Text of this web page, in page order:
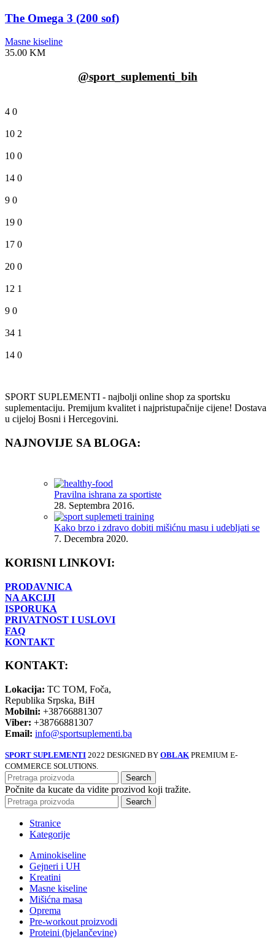
The Omega 3 (200 sof)
Masne kiseline
35.00 KM
@sport_suplementi_bih
4 0
10 2
10 0
14 0
9 0
19 0
17 0
20 0
12 1
9 0
34 1
14 0
SPORT SUPLEMENTI - najbolji online shop za sportsku
suplementaciju. Premijum kvalitet i najpristupačnije cijene! Dostava
u cijeloj Bosni i Hercegovini.
NAJNOVIJE SA BLOGA:
Pravilna ishrana za sportiste
28. Septembra 2016.
Kako brzo i zdravo dobiti mišićnu masu i udebljati se
7. Decembra 2020.
KORISNI LINKOVI:
PRODAVNICA
NA AKCIJI
ISPORUKA
PRIVATNOST I USLOVI
FAQ
KONTAKT
KONTAKT:
Lokacija: TC TOM, Foča,
Republika Srpska, BiH
Mobilni: +38766881307
Viber: +38766881307
Email: info@sportsuplementi.ba
SPORT SUPLEMENTI 2022 DESIGNED BY OBLAK PREMIUM E-
COMMERCE SOLUTIONS.
Search
Počnite da kucate da vidite prozivod koji tražite.
Search
Stranice
Kategorije
Aminokiseline
Gejneri i UH
Kreatini
Masne kiseline
Mišićna masa
Oprema
Pre-workout proizvodi
Proteini (bjelančevine)